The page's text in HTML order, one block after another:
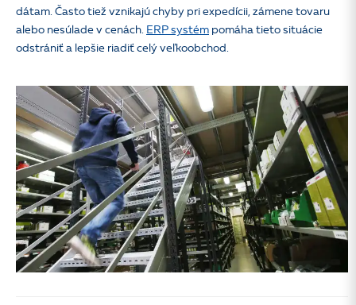
dátam. Často tiež vznikajú chyby pri expedícii, zámene tovaru
alebo nesúlade v cenách. ERP systém pomáha tieto situácie
odstrániť a lepšie riadiť celý veľkoobchod.